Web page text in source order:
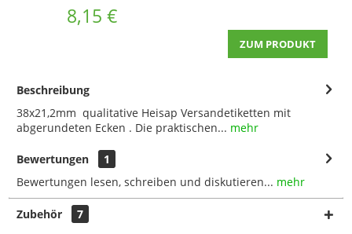
8,15 €
ZUM PRODUKT
Beschreibung
38x21,2mm qualitative Heisap Versandetiketten mit
abgerundeten Ecken . Die praktischen... mehr
Bewertungen
1
Bewertungen lesen, schreiben und diskutieren... mehr
Zubehör 7